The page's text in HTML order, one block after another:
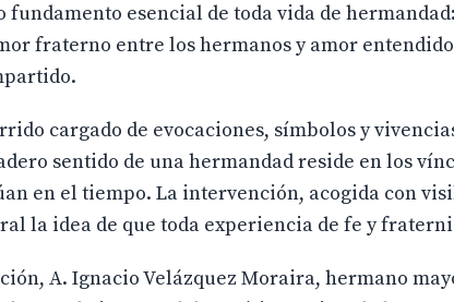
fundamento esencial de toda vida de
fraterno entre los hermanos y amor
cargado de evocaciones, símbolos y
sentido de una hermandad reside en los
en el tiempo. La intervención, acogida con
la idea de que toda experiencia de fe y
A. Ignacio Velázquez Moraira, hermano